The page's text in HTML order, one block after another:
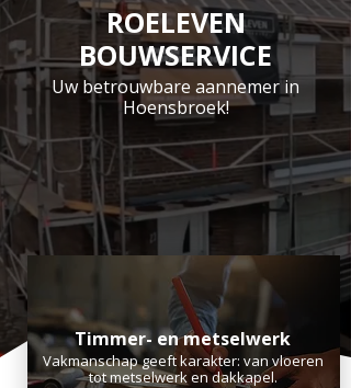
ROELEVEN
BOUWSERVICE
Uw betrouwbare aannemer in
Hoensbroek!
Timmer- en metselwerk
Vakmanschap geeft karakter: van vloeren
tot metselwerk en dakkapel.